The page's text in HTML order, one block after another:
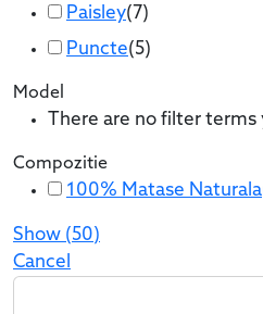
Paisley( 7)
Puncte(5)
Model
There are no filter terms
Compozitie
100% Matase Naturala
Show (50)
Cancel